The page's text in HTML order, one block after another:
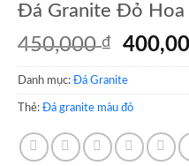
Đá Granite Đỏ Hoa
450,000₫
Giá
gốc
là:
Danh mục: Đá Granite
Thẻ: Đá granite màu đỏ